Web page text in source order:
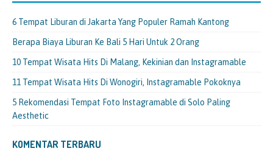
6 Tempat Liburan di Jakarta Yang Populer Ramah Kantong
Berapa Biaya Liburan Ke Bali 5 Hari Untuk 2 Orang
10 Tempat Wisata Hits Di Malang, Kekinian dan Instagramable
11 Tempat Wisata Hits Di Wonogiri, Instagramable Pokoknya
5 Rekomendasi Tempat Foto Instagramable di Solo Paling
Aesthetic
KOMENTAR TERBARU